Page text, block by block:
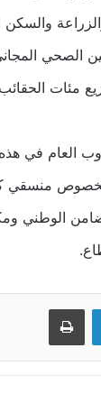
والسكن
الصحي
مئات
العام في
منسقي
الوطني
لينكدإن طباعة